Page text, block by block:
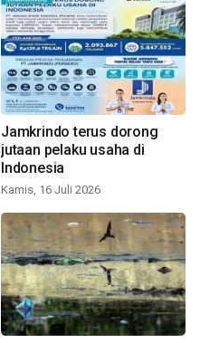
Jamkrindo terus dorong
jutaan pelaku usaha di
Indonesia
Kamis, 16 Juli 2026